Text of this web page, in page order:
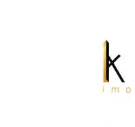
Case de inchiriat in Cluj-
Case de inchiriat in Cluj-
Numar de camere